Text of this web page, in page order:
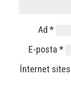
Ad*
E-posta*
İnternet